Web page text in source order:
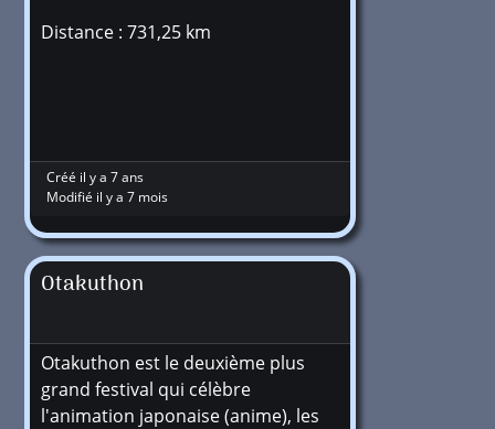
Distance : 731,25 km
Créé il y a 7 ans
Modifié il y a 7 mois
Otakuthon
Otakuthon est le deuxième plus
grand festival qui célèbre
l'animation japonaise (anime), les